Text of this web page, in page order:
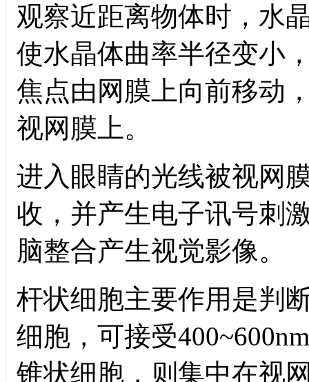
观察近距离物体时，水
使水晶体曲率半径变小
焦点由网膜上向前移动
视网膜上。
进入眼睛的光线被视网
收，并产生电子讯号刺
脑整合产生视觉影像。
杆状细胞主要作用是判
细胞，可接受400~600nm
锥状细胞，则集中在视